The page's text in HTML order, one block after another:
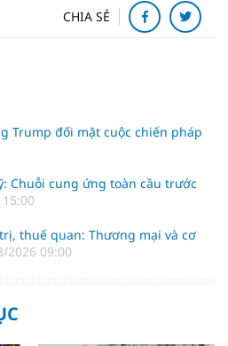
CHIA SẺ
Trump đối mặt cuộc chiến pháp
Chuỗi cung ứng toàn cầu trước
thuế quan: Thương mại và cơ
2026 09:00